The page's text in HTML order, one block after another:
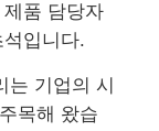
품 담당자
입니다.
는 기업의 시
목해 왔습